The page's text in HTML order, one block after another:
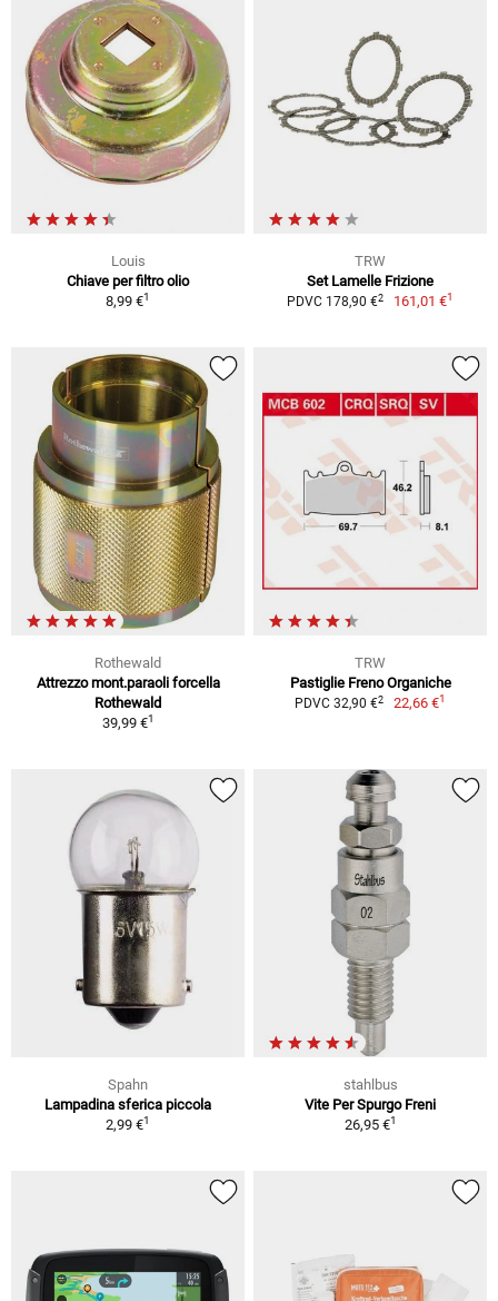
Louis
Chiave per filtro olio
8,99 €1
TRW
Set Lamelle Frizione
PDVC 178,90 €2 161,01 €1
Rothewald
Attrezzo mont.paraoli forcella
Rothewald
39,99 €1
TRW
Pastiglie Freno Organiche
PDVC 32,90 €2 22,66 €1
Spahn
Lampadina sferica piccola
2,99 €1
stahlbus
Vite Per Spurgo Freni
26,95 €1